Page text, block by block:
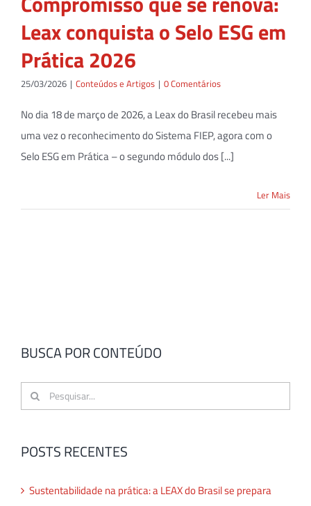
Leax conquista o Selo ESG em
Prática 2026
25/03/2026 | Conteúdos e Artigos | 0 Comentários
No dia 18 de março de 2026, a Leax do Brasil recebeu mais
uma vez o reconhecimento do Sistema FIEP, agora com o
Selo ESG em Prática – o segundo módulo dos [...]
Ler Mais
BUSCA POR CONTEÚDO
Buscar
resultados
POSTS RECENTES
Sustentabilidade na prática: a LEAX do Brasil se prepara